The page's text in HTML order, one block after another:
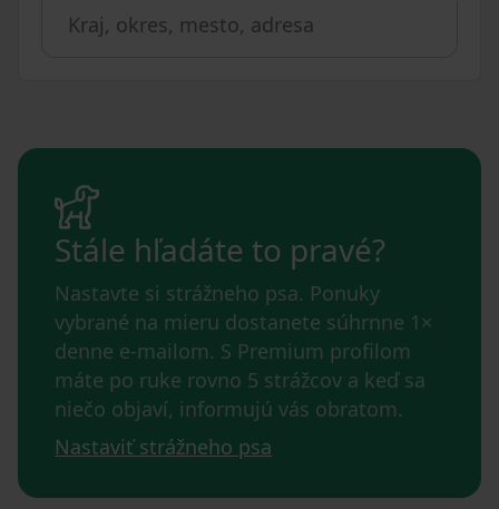
Stále hľadáte to pravé?
Nastavte si strážneho psa. Ponuky
vybrané na mieru dostanete súhrnne 1×
denne e-mailom. S Premium profilom
máte po ruke rovno 5 strážcov a keď sa
niečo objaví, informujú vás obratom.
Nastaviť strážneho psa